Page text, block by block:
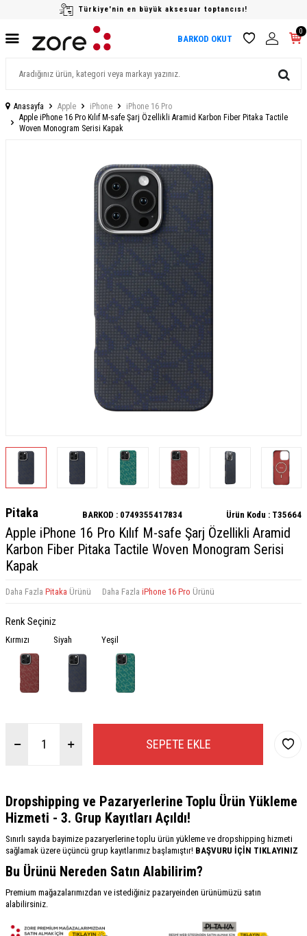
Türkiye'nin en büyük aksesuar toptancısı!
BARKOD OKUT
0
Anasayfa Apple iPhone
iPhone 16 Pro
Apple iPhone 16 Pro Kılıf M-safe Şarj Özellikli Aramid Karbon Fiber Pitaka Tactile
Woven Monogram Serisi Kapak
Pitaka BARKOD : 0749355417834 Ürün Kodu : T35664
Apple iPhone 16 Pro Kılıf M-safe Şarj Özellikli Aramid
Karbon Fiber Pitaka Tactile Woven Monogram Serisi
Kapak
Daha Fazla Pitaka Ürünü Daha Fazla iPhone 16 Pro Ürünü
Renk Seçiniz
Kırmızı Siyah Yeşil
SEPETE EKLE
Dropshipping ve Pazaryerlerine Toplu Ürün Yükleme
Hizmeti - 3. Grup Kayıtları Açıldı!
Sınırlı sayıda bayimize pazaryerlerine toplu ürün yükleme ve dropshipping hizmeti
sağlamak üzere üçüncü grup kayıtlarımız başlamıştır! BAŞVURU İÇİN TIKLAYINIZ
Bu Ürünü Nereden Satın Alabilirim?
Premium mağazalarımızdan ve istediğiniz pazaryeinden ürünümüzü satın
alabilirsiniz.